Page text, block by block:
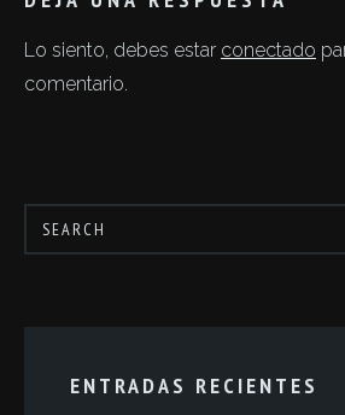
Lo siento, debes estar conectado
comentario.
ENTRADAS RECIENTES